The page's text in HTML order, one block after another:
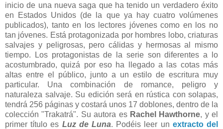
inicio de una nueva saga que ha tenido un verdadero éxito
en Estados Unidos (de la que ya hay cuatro volúmenes
publicados), tanto en los lectores jóvenes como en los no
tan jóvenes. Está protagonizada por hombres lobo, criaturas
salvajes y peligrosas, pero cálidas y hermosas al mismo
tiempo. Los protagonistas de la serie son diferentes a lo
acostumbrado, quizá por eso ha llegado a las cotas más
altas entre el público, junto a un estilo de escritura muy
particular. Una combinación de romance, peligro y
naturaleza salvaje. Su edición será en rústica con solapas,
tendrá 256 páginas y costará unos 17 doblones, dentro de la
colección "Trakatrá". Su autora es Rachel Hawthorne, y el
primer título es Luz de Luna. Podéis leer un extracto del